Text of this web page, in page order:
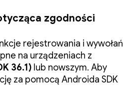
zgodności
rejestrowania i wywołań
na urządzeniach z
36.1) lub nowszym. Aby
za pomocą Androida SDK